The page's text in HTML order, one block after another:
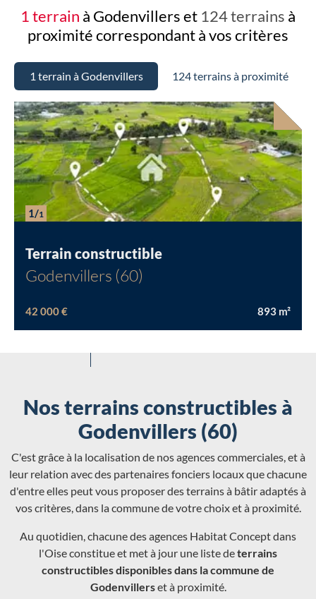
1 terrain à Godenvillers et 124 terrains à
proximitécorrespondant à vos critères
Chargement...
1 terrain à Godenvillers 124 terrains à proximité
1/1
Terrain constructible
Godenvillers (60)
42 000 € 893 m²
Nos terrains constructibles à
Godenvillers (60)
C'est grâce à la localisation de nos agences commerciales, et à
leur relation avec des partenaires fonciers locaux que chacune
d'entre elles peut vous proposer des terrains à bâtir adaptés à
vos critères, dans la commune de votre choix et à proximité.
Au quotidien, chacune des agences Habitat Concept dans
l'Oise constitue et met à jour une liste deterrains
constructibles disponibles dans la commune de
Godenvillerset à proximité.